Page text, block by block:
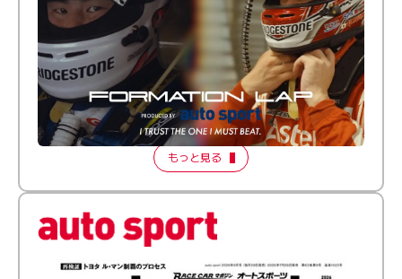
倒す相手を、信じてる。小林利徠斗 × 野村勇斗
【FORMATION LAP Produced by auto sport】
2026 Episode 2
もっと見る